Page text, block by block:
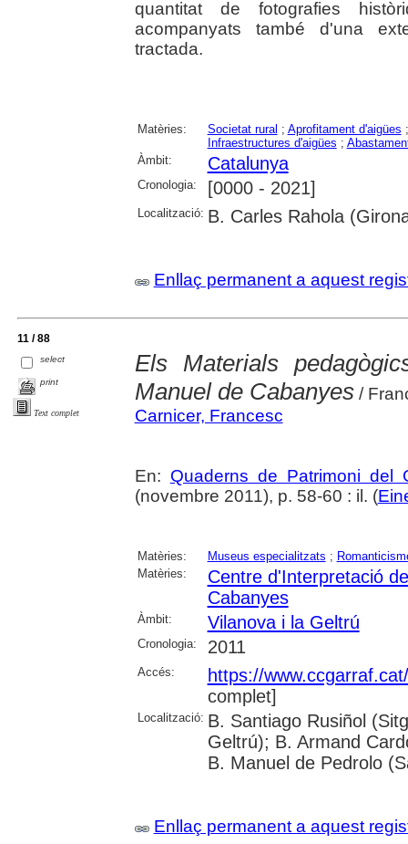
quantitat de fotografies
acompanyats també d'una
tractada.
Matèries: Societat rural ; Aprofitament d'aigües
Infraestructures d'aigües ;
Àmbit:
Catalunya
Cronologia: [0000 - 2021]
Localització: B. Carles Rahola
Enllaç permanent a aquest
11 / 88
select
print
Text complet
Els Materials
Manuel de Cabanyes/
Carnicer, Francesc
En: Quaderns de Patrimoni del
(novembre 2011), p. 58-60 : il. (
Matèries: Museus especialitzats ;
Matèries:
Centre d'Interpretació
Cabanyes
Àmbit: Vilanova i la Geltrú
Cronologia: 2011
Accés:
https://
complet]
Localització: B. Santiago Rusiñol
Geltrú); B. Armand
B. Manuel de Pedrolo
Enllaç permanent a aquest